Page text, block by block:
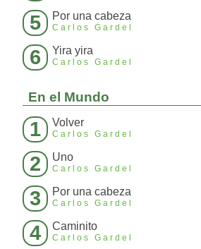
5 Por una cabeza
Carlos Gardel
6 Yira yira
Carlos Gardel
En el Mundo
1 Volver
Carlos Gardel
2 Uno
Carlos Gardel
3 Por una cabeza
Carlos Gardel
4 Caminito
Carlos Gardel